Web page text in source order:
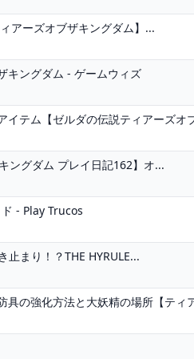
アーズオブザキングダム】...
キングダム - ゲームウィズ
イテム【ゼルダの伝説ティアーズオ
ングダム プレイ日記162】オ...
- Play Trucos
まり！？THE HYRULE...
具の強化方法と大妖精の場所【ティ